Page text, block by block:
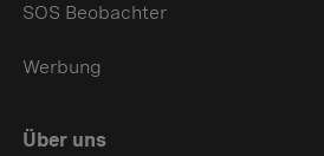
SOS Beobachter
Werbung
Über uns